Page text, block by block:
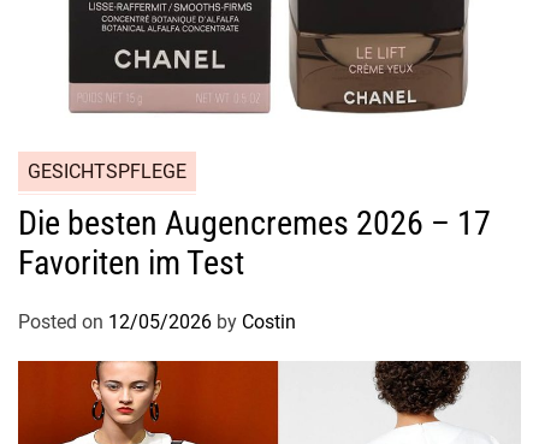
e
e
g
h
e
GESICHTSPFLEGE
Die besten Augencremes 2026 – 17
Favoriten im Test
Posted on 12/05/2026 by Costin